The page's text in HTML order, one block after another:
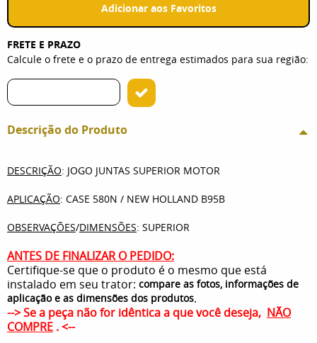
Adicionar aos Favoritos
FRETE E PRAZO
Calcule o frete e o prazo de entrega estimados para sua região:
Descrição do Produto
DESCRIÇÃO: JOGO JUNTAS SUPERIOR MOTOR
APLICAÇÃO: CASE 580N / NEW HOLLAND B95B
OBSERVAÇÕES/DIMENSÕES: SUPERIOR
ANTES DE FINALIZAR O PEDIDO:
Certifique-se que o produto é o mesmo que está
instalado em seu trator: compare as fotos, informações de
aplicação e as dimensões dos produtos.
--> Se a peça não for idêntica a que você deseja, NÃO
COMPRE . <--